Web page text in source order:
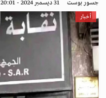
جسور بوست 31 ديسمبر 2024 - 20:01
أخبار